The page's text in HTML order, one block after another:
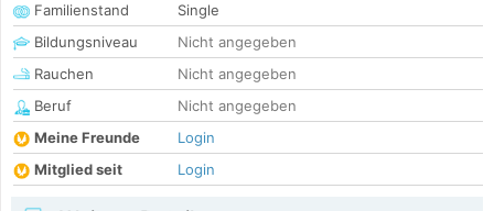
Familienstand
Single
Bildungsniveau
Nicht angegeben
Rauchen
Nicht angegeben
Beruf
Nicht angegeben
Meine Freunde
Login
Mitglied seit
Login